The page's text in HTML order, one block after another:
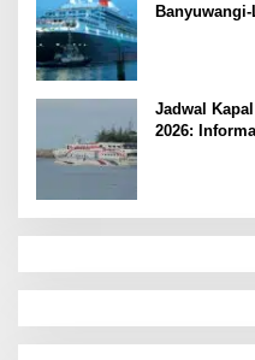
Jadwal
2026: